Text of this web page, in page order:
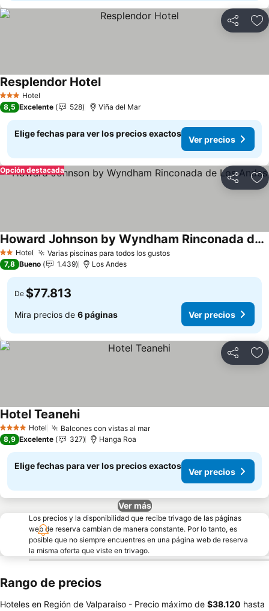
Compartir
3 Estrellas
Hotel
Resplendor Hotel
8,5 Excelente 528 Viña del Mar
Elige fechas para ver los precios exactos
Ver precios
Compartir
Opción destacada
2 Estrellas
Hotel Varias piscinas para todos los gustos
Howard Johnson by Wyndham Rinconada de Los Andes
7,8 Bueno 1.439 Los Andes
De $77.813
Mira precios de 6 páginas Ver precios
Compartir
4 EstrellasHotel Balcones con vistas al mar
Hotel Teanehi
8,9 Excelente 327 Hanga Roa
Elige fechas para ver los precios exactos
Ver precios
Ver más
Los precios y la disponibilidad que recibe trivago de las páginas
web de reserva cambian de manera constante. Por lo tanto, es
posible que no siempre encuentres en una página web de reserva
la misma oferta que viste en trivago.
Rango de precios
Hoteles en Región de Valparaíso - Precio máximo de ‎$38.120 hasta